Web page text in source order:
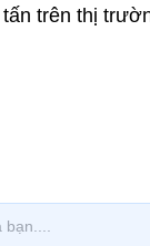
trên thị